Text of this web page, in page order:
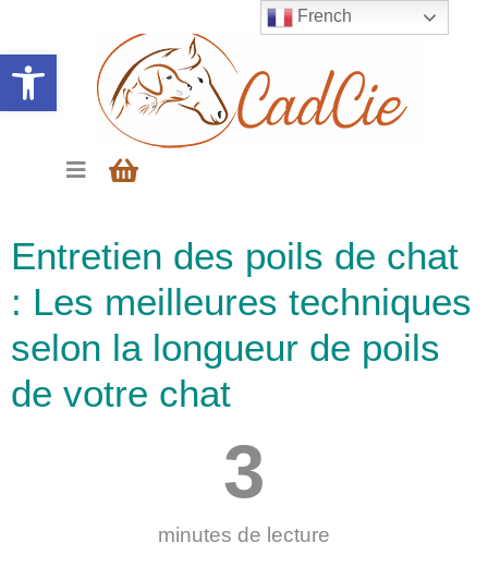
Ouvrir la barre d’outils
Entretien des poils de chat
: Les meilleures techniques
selon la longueur de poils
de votre chat
minutes de lecture
3
French